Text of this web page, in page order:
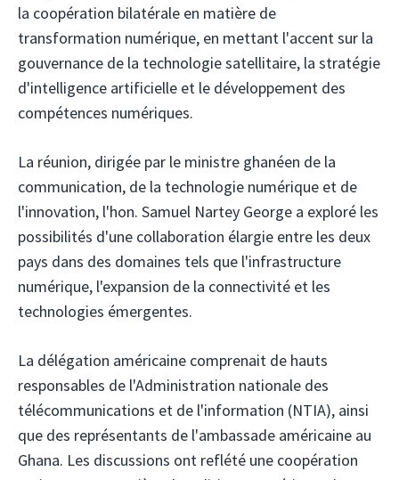
la coopération bilatérale en matière de
transformation numérique, en mettant l'accent sur la
gouvernance de la technologie satellitaire, la stratégie
d'intelligence artificielle et le développement des
compétences numériques.
La réunion, dirigée par le ministre ghanéen de la
communication, de la technologie numérique et de
l'innovation, l'hon. Samuel Nartey George a exploré les
possibilités d'une collaboration élargie entre les deux
pays dans des domaines tels que l'infrastructure
numérique, l'expansion de la connectivité et les
technologies émergentes.
La délégation américaine comprenait de hauts
responsables de l'Administration nationale des
télécommunications et de l'information (NTIA), ainsi
que des représentants de l'ambassade américaine au
Ghana. Les discussions ont reflété une coopération